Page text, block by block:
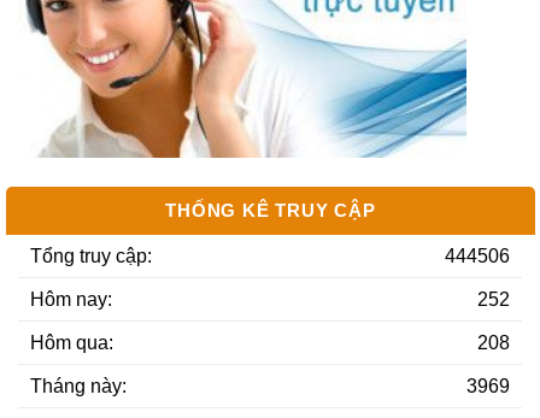
Sắp triển khai dự…
Bán 2000m2 lô siê…
THỐNG KÊ TRUY CẬP
444506
Tổng truy cập:
252
Hôm nay:
208
Hôm qua:
3969
Tháng này: